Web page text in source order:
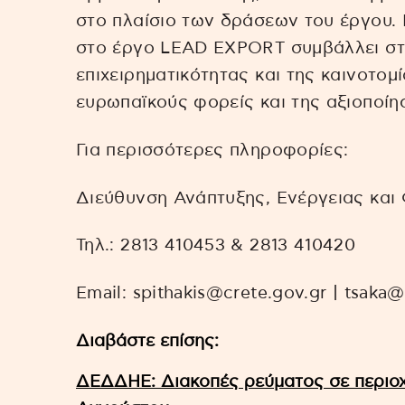
στο πλαίσιο των δράσεων του
στο έργο LEAD EXPORT συμβάλλει
επιχειρηματικότητας και της
ευρωπαϊκούς φορείς και της
Για περισσότερες πληροφορίες:
Διεύθυνση Ανάπτυξης, Ενέργειας
Τηλ.: 2813 410453 & 2813 410420
Email: spithakis@crete.gov.gr |
Διαβάστε επίσης:
ΔΕΔΔΗΕ: Διακοπές ρεύματος σε